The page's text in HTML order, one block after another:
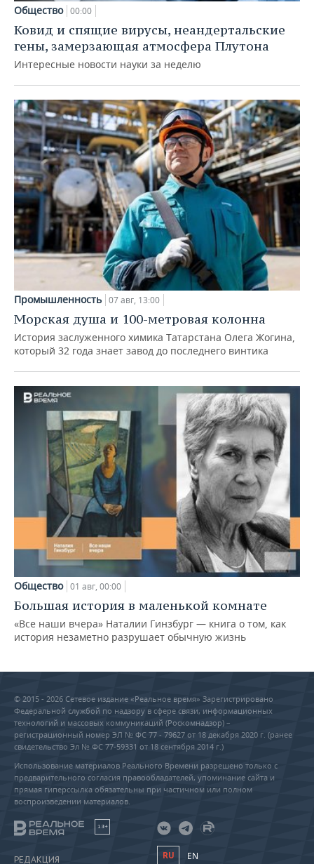
Общество 00:00
Ковид и спящие вирусы, неандертальские
гены, замерзающая атмосфера Плутона
Интересные новости науки за неделю
Промышленность 07 авг, 13:00
Морская душа и 100-метровая колонна
История заслуженного химика Татарстана Олега Жогина,
который 32 года знает завод до последнего винтика
Общество 01 авг, 00:00
Большая история в маленькой комнате
«Все наши вчера» Наталии Гинзбург — книга о том, как
история незаметно разрушает обычную жизнь
© 2015 - 2026 Сетевое издание «Реальное время» Зарегистрировано
Федеральной службой по надзору в сфере связи, информационных
технологий и массовых коммуникаций (Роскомнадзор) –
регистрационный номер ЭЛ № ФС 77 - 79627 от 18 декабря 2020 г. (ранее
свидетельство Эл № ФС 77-59331 от 18 сентября 2014 г.)
Использование материалов Реального Времени разрешено только с
предварительного согласия правообладателей, упоминание сайта и
прямая гиперссылка обязательны при частичном или полном
воспроизведении материалов.
18+
РЕДАКЦИЯ RU EN